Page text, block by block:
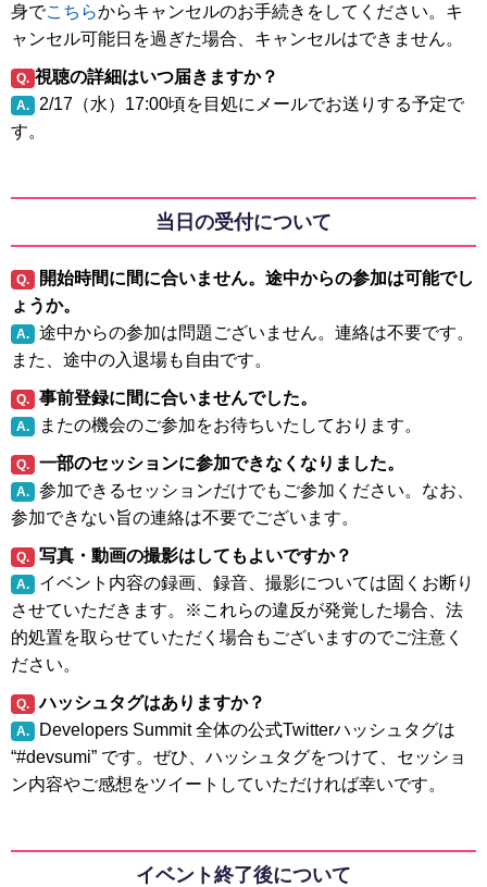
身でこちらからキャンセルのお手続きをしてください。キ
ャンセル可能日を過ぎた場合、キャンセルはできません。
Q. 視聴の詳細はいつ届きますか？
A. 2/17（水）17:00頃を目処にメールでお送りする予定で
す。
当日の受付について
Q.
開始時間に間に合いません。途中からの参加は可能でし
ょうか。
A. 途中からの参加は問題ございません。連絡は不要です。
また、途中の入退場も自由です。
Q. 事前登録に間に合いませんでした。
A. またの機会のご参加をお待ちいたしております。
Q. 一部のセッションに参加できなくなりました。
A. 参加できるセッションだけでもご参加ください。なお、
参加できない旨の連絡は不要でございます。
Q. 写真・動画の撮影はしてもよいですか？
A. イベント内容の録画、録音、撮影については固くお断り
させていただきます。※これらの違反が発覚した場合、法
的処置を取らせていただく場合もございますのでご注意く
ださい。
Q. ハッシュタグはありますか？
A. Developers Summit 全体の公式Twitterハッシュタグは
“#devsumi” です。ぜひ、ハッシュタグをつけて、セッショ
ン内容やご感想をツイートしていただければ幸いです。
イベント終了後について